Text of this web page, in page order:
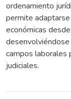
ordenamiento
permite
económicas
campos laborales
judiciales.